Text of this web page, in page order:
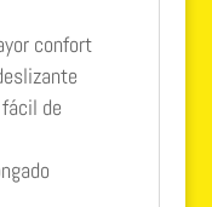
confort
de